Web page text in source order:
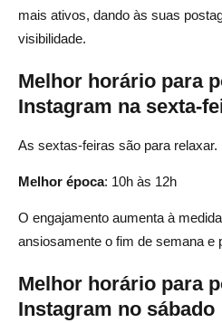
mais ativos, dando às suas
visibilidade.
Melhor horário para
Instagram na sexta-
As sextas-feiras são para relaxar.
Melhor época: 10h às 12h
O engajamento aumenta à
ansiosamente o fim de semana e
Melhor horário para
Instagram no sábado